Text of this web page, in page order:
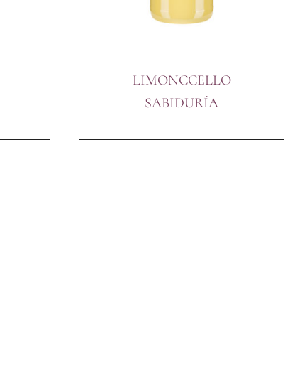
LIMONCCELLO
SABIDURÍA